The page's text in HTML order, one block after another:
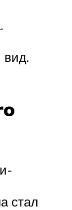
вид.
стал